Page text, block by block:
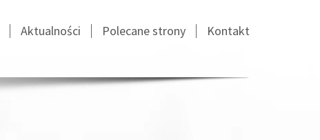
Aktualności Polecane strony Kontakt